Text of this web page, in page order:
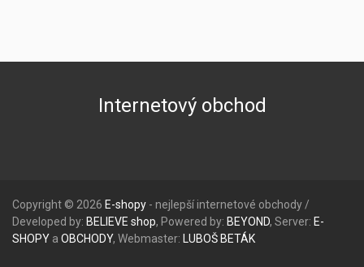
Internetový obchod
Copyright © 2026 E-shopy - nejlepší internetové obchody /
Developed by: BELIEVE shop, Powered by: BEYOND, Server: E-
SHOPY a OBCHODY, Webmaster: LUBOŠ BETÁK